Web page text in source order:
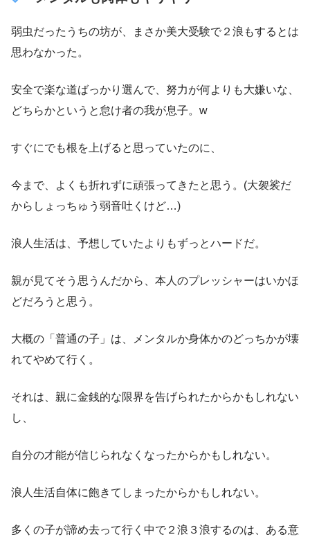
弱虫だったうちの坊が、まさか美大受験で２浪もするとは
思わなかった。
安全で楽な道ばっかり選んで、努力が何よりも大嫌いな、
どちらかというと怠け者の我が息子。w
すぐにでも根を上げると思っていたのに、
今まで、よくも折れずに頑張ってきたと思う。(大袈裟だ
からしょっちゅう弱音吐くけど…)
浪人生活は、予想していたよりもずっとハードだ。
親が見てそう思うんだから、本人のプレッシャーはいかほ
どだろうと思う。
大概の「普通の子」は、メンタルか身体かのどっちかが壊
れてやめて行く。
それは、親に金銭的な限界を告げられたからかもしれない
し、
自分の才能が信じられなくなったからかもしれない。
浪人生活自体に飽きてしまったからかもしれない。
多くの子が諦め去って行く中で２浪３浪するのは、ある意